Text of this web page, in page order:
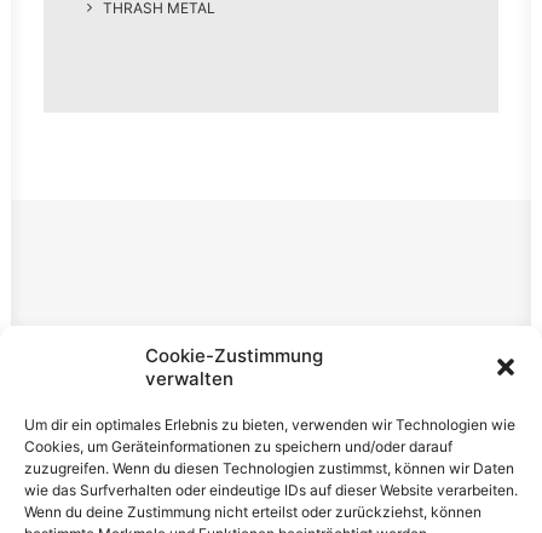
Cookie-Zustimmung
verwalten
Um dir ein optimales Erlebnis zu bieten, verwenden wir Technologien wie
Cookies, um Geräteinformationen zu speichern und/oder darauf
zuzugreifen. Wenn du diesen Technologien zustimmst, können wir Daten
wie das Surfverhalten oder eindeutige IDs auf dieser Website verarbeiten.
Wenn du deine Zustimmung nicht erteilst oder zurückziehst, können
THRASH METAL
Rechtliches
Datenschutzerklärung
Cookie-Richtlinie (EU)